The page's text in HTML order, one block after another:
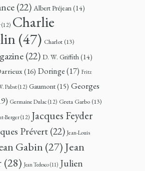
(22) Albert Préjean(14)
(12) Charlie
(47) Charlot (13)
(22) D. W. Griffith(14)
(16) Doringe(17) Fritz
Pabst(12) Gaumont(15) Georges
Germaine Dulac (12) Greta Garbo (13)
Berger(12) Jacques Feyder
Prévert(22) Jean-Louis
Gabin (27) Jean
(28) Jean Tedesco(11) Julien